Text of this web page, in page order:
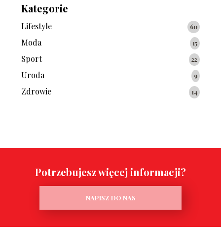
Kategorie
Lifestyle 60
Moda 15
Sport 22
Uroda 9
Zdrowie 14
Potrzebujesz więcej informacji?
NAPISZ DO NAS